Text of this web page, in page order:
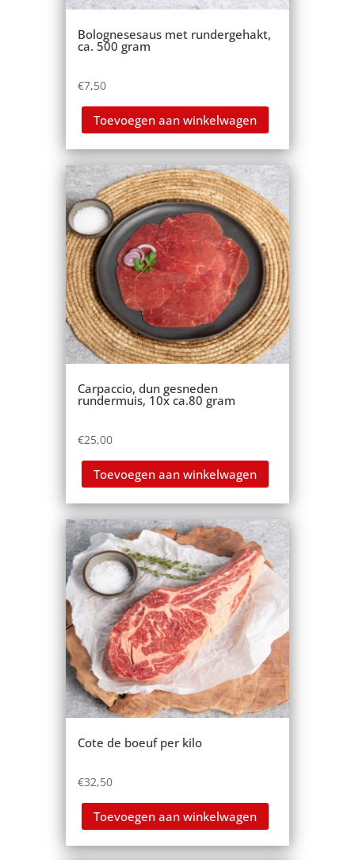
Bolognesesaus met rundergehakt,
ca. 500 gram
€7,50
Toevoegen aan winkelwagen
Carpaccio, dun gesneden
rundermuis, 10x ca.80 gram
€25,00
Toevoegen aan winkelwagen
Cote de boeuf per kilo
€32,50
Toevoegen aan winkelwagen